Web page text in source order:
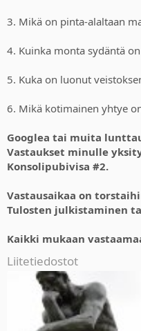
3. Mikä on pinta-alaltaan
4. Kuinka monta sydäntä
5. Kuka on luonut
6. Mikä kotimainen yhtye
Googlea tai muita
Vastaukset minulle
Konsolipubivisa #2.
Vastausaikaa on
Tulosten julkistaminen
Kaikki mukaan
Liitetiedostot